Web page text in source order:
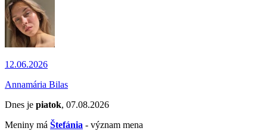
12.06.2026
Annamária Bilas
Dnes je piatok, 07.08.2026
Meniny má Štefánia - význam mena